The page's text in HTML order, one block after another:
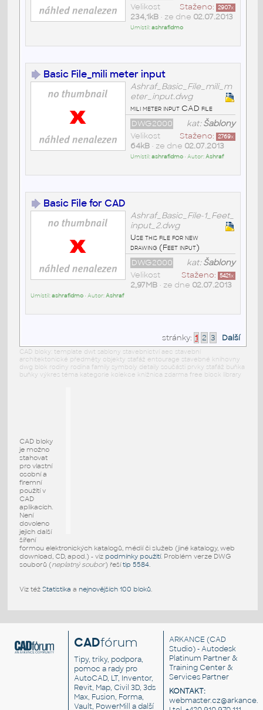
Staženo: 2907x
Velikost
234,1kB• ze dne 02.07.2013
Umístil:ashrafidmo
Basic File_mili meter input
Ashraf_Basic_File_mili_m
eter_input.dwg
mili meter input CAD file
kat:Šablony
DWG2000
Staženo: 2769x
Velikost
64kB• ze dne 02.07.2013
Umístil:ashrafidmo• Autor:Ashraf
Basic File for CAD
Ashraf_Basic_File-1_Feet_
input_2.dwg
Use this file for new
drawing (Feet input)
kat:Šablony
DWG2000
Staženo: 5421x
Velikost
2,97MB• ze dne 02.07.2013
Umístil:ashrafidmo• Autor:Ashraf
stránky: 1 2 3 Další
CAD bloky: template dwt sablony stavebnictví aec stavební
architektonické předměty objekty stafáž entourage stavebné knihovny
dwg blok rodiny rodina family symboly detaily součásti prvky stafáž buňka
buňky výkres téma kategorie kolekce knižnica zdarma free block library
CAD bloky
je možno
stahovat
pro vlastní
osobní a
firemní
použití v
CAD
aplikacích.
Není
dovoleno
jejich další
šíření
formou elektronických katalogů, médií či služeb (jiné katalogy, web
download, CD, apod.) - viz podmínky použití. Problém verze DWG
souborů (neplatný soubor) řešítip 5584.
Viz též Statistika a nejnovějších 100 bloků.
CADfórum
Tipy, triky, podpora,
pomoc a rady pro
AutoCAD, LT, Inventor,
Revit, Map, Civil 3D, 3ds
Max, Fusion, Forma,
Vault, PowerMill a další
ARKANCE (CAD
Studio) - Autodesk
Platinum Partner &
Training Center &
Services Partner
KONTAKT: